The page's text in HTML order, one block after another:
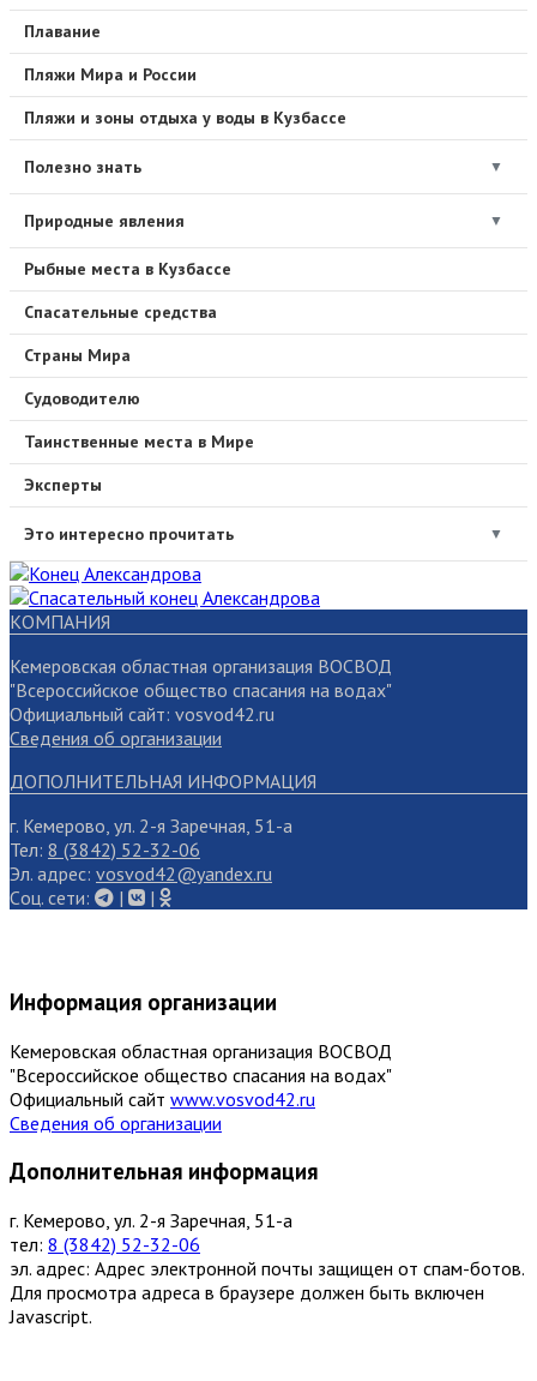
Плавание
Пляжи Мира и России
Пляжи и зоны отдыха у воды в Кузбассе
Полезно знать ▼
Природные явления ▼
Рыбные места в Кузбассе
Спасательные средства
Страны Мира
Судоводителю
Таинственные места в Мире
Эксперты
Это интересно прочитать ▼
КОМПАНИЯ
Кемеровская областная организация ВОСВОД
"Всероссийское общество спасания на водах"
Официальный сайт: vosvod42.ru
Сведения об организации
ДОПОЛНИТЕЛЬНАЯ ИНФОРМАЦИЯ
г. Кемерово, ул. 2-я Заречная, 51-а
Тел: 8 (3842) 52-32-06
Эл. адрес: vosvod42@yandex.ru
Cоц. сети:
| |
Информация организации
Кемеровская областная организация ВОСВОД
"Всероссийское общество спасания на водах"
Официальный сайт www.vosvod42.ru
Сведения об организации
Дополнительная информация
г. Кемерово, ул. 2-я Заречная, 51-а
тел: 8 (3842) 52-32-06
эл. адрес: Адрес электронной почты защищен от спам-ботов.
Для просмотра адреса в браузере должен быть включен
Javascript.